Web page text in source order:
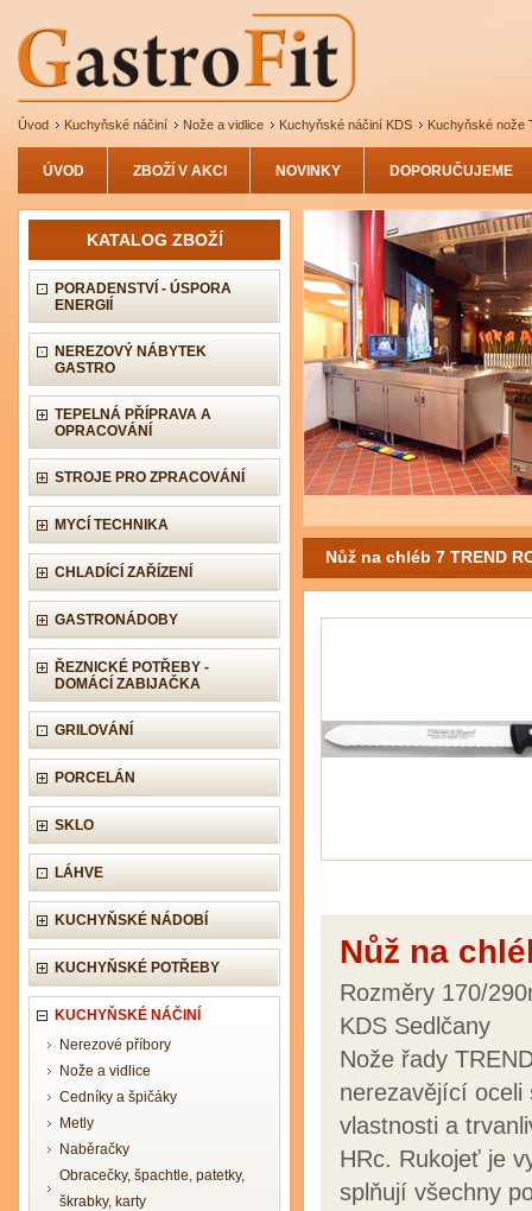
Úvod Kuchyňské náčiní Nože a vidlice Kuchyňské náčiní KDS Kuchyňské nože
ÚVOD ZBOŽÍ V AKCI NOVINKY DOPORUČUJEME
KATALOG ZBOŽÍ
PORADENSTVÍ - ÚSPORA
ENERGIÍ
NEREZOVÝ NÁBYTEK
GASTRO
TEPELNÁ PŘÍPRAVA A
OPRACOVÁNÍ
STROJE PRO ZPRACOVÁNÍ
MYCÍ TECHNIKA
CHLADÍCÍ ZAŘÍZENÍ
GASTRONÁDOBY
ŘEZNICKÉ POTŘEBY -
DOMÁCÍ ZABIJAČKA
GRILOVÁNÍ
PORCELÁN
SKLO
LÁHVE
KUCHYŇSKÉ NÁDOBÍ
KUCHYŇSKÉ POTŘEBY
KUCHYŇSKÉ NÁČINÍ
Nerezové příbory
Nože a vidlice
Cedníky a špičáky
Metly
Naběračky
Obracečky, špachtle, patetky,
škrabky, karty
Nůž na chléb 7 TREND
Nůž na
Rozměry 170/
KDS Sedlčany
Nože řady
nerezavějící oceli
vlastnosti a
HRc. Rukojeť je
splňují všechny